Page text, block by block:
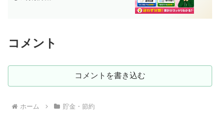
コメント
コメントを書き込む
ホーム 貯金・節約